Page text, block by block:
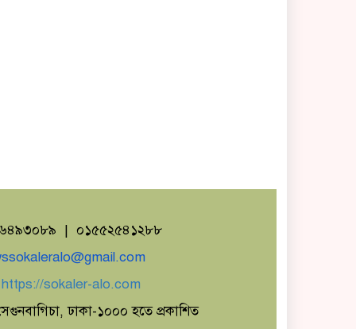
| ০১৫৫২৫৪১২৮৮
https://sokaler-alo.com
ঢাকা-১০০০ হতে প্রকাশিত